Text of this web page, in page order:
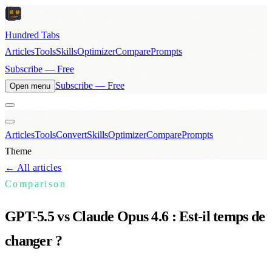
Hundred Tabs
ArticlesToolsSkillsOptimizerComparePrompts
Subscribe — Free
Open menu Subscribe — Free
ArticlesToolsConvertSkillsOptimizerComparePrompts
Theme
← All articles
Comparison
GPT-5.5 vs Claude Opus 4.6 : Est-il temps de
changer ?